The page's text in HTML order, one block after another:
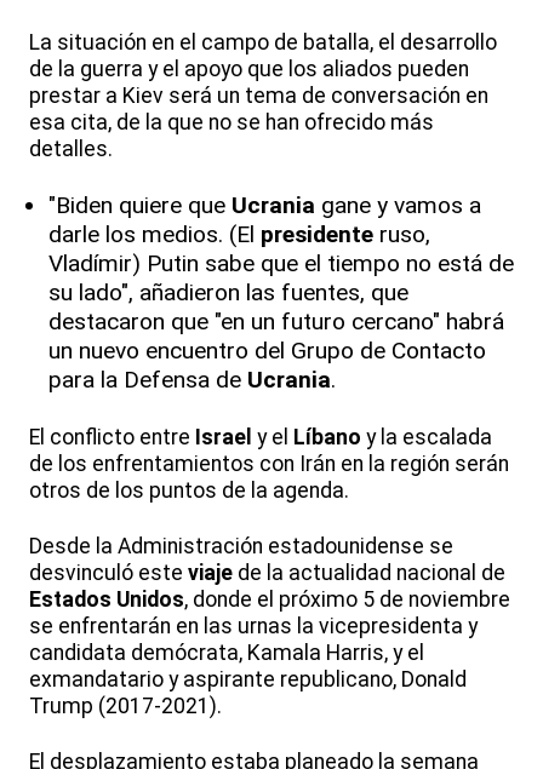
La situación en el campo de batalla, el desarrollo
de la guerra y el apoyo que los aliados pueden
prestar a Kiev será un tema de conversación en
esa cita, de la que no se han ofrecido más
detalles.
"Biden quiere que Ucrania gane y vamos a
darle los medios. (El presidente ruso,
Vladímir) Putin sabe que el tiempo no está de
su lado", añadieron las fuentes, que
destacaron que "en un futuro cercano" habrá
un nuevo encuentro del Grupo de Contacto
para la Defensa de Ucrania.
El conflicto entre Israel y el Líbano y la escalada
de los enfrentamientos con Irán en la región serán
otros de los puntos de la agenda.
Desde la Administración estadounidense se
desvinculó este viaje de la actualidad nacional de
Estados Unidos, donde el próximo 5 de noviembre
se enfrentarán en las urnas la vicepresidenta y
candidata demócrata, Kamala Harris, y el
exmandatario y aspirante republicano, Donald
Trump (2017-2021).
El desplazamiento estaba planeado la semana